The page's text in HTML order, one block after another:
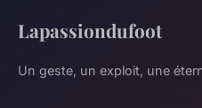
Lapassiondufoot
Un geste, un exploit, une